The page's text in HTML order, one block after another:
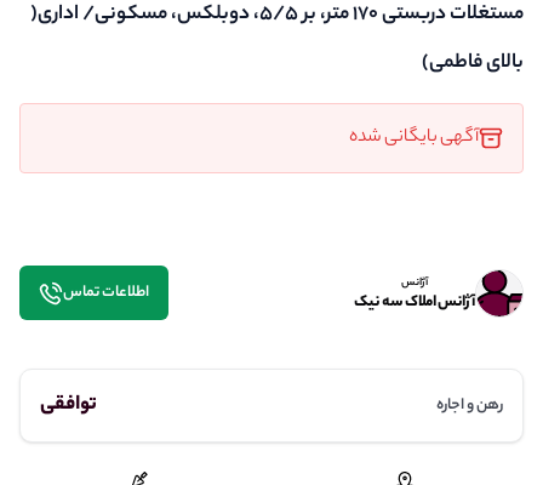
آگهی بایگانی شده
مستغلات دربستی ۱۷۰ متر، بر ۵/۵، دوبلکس، مسکونی/ اداری(
بالای فاطمی)
رهن و اجاره توافقی
آژانس
آژانس املاک سه نیک اطلاعات تماس